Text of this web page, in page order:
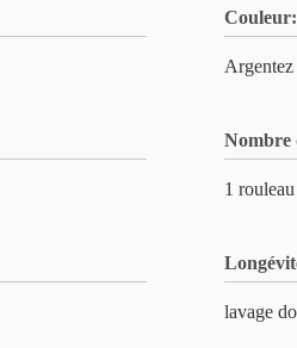
Couleur:
Nombre
1 rouleau
lavage